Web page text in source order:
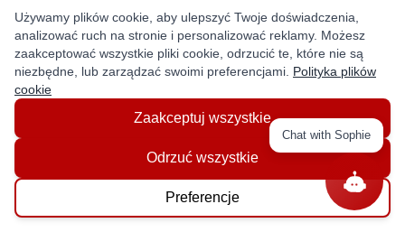
Get In Touch With Us!
ABOUT
About Us
Privacy Policy
Używamy plików cookie, aby ulepszyć Twoje doświadczenia,
analizować ruch na stronie i personalizować reklamy. Możesz
zaakceptować wszystkie pliki cookie, odrzucić te, które nie są
niezbędne, lub zarządzać swoimi preferencjami. Polityka plików
cookie
Zaakceptuj wszystkie
Odrzuć wszystkie
Preferencje
Chat with Sophie